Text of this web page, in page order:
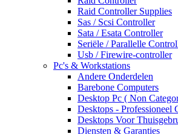
Raid Controller Supplies
Sas / Scsi Controller
Sata / Esata Controller
Seriële / Parallelle
Usb / Firewire-controller
Pc's & Workstations
Andere Onderdelen
Barebone Computers
Desktop Pc ( Non
Desktops - Professioneel
Desktops Voor
Diensten & Garanties